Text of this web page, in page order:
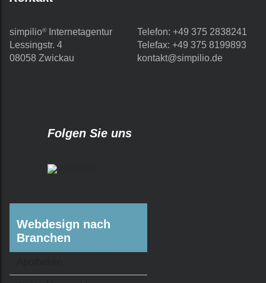
simpilio®Internetagentur
Lessingstr. 4
08058 Zwickau
Telefon:+49 375 2838241
Telefax:+49 375 8199893
kontakt@simpilio.de
Folgen Sie uns
Webdesign nach
Branchen